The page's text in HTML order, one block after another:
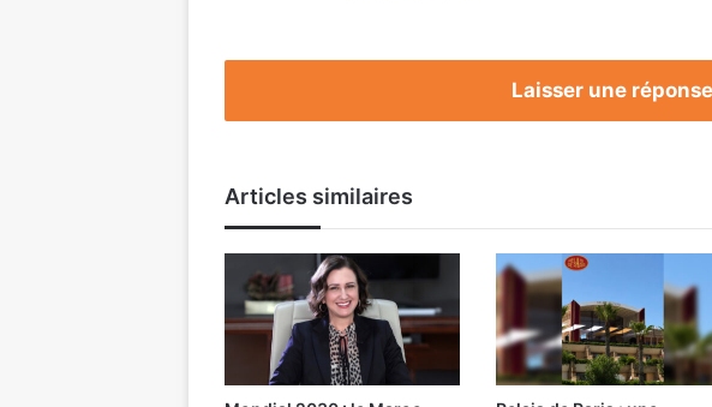
2019
et
huile
Laisser une réponse
Articles similaires